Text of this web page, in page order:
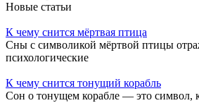
Новые статьи
К чему снится мёртвая птица
Сны с символикой мёртвой птицы
психологические
К чему снится тонущий корабль
Сон о тонущем корабле — это символ,